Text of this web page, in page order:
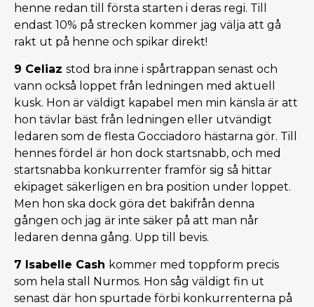
henne redan till första starten i deras regi. Till
endast 10% på strecken kommer jag välja att gå
rakt ut på henne och spikar direkt!
9 Celiaz stod bra inne i spårtrappan senast och
vann också loppet från ledningen med aktuell
kusk. Hon är väldigt kapabel men min känsla är att
hon tävlar bäst från ledningen eller utvändigt
ledaren som de flesta Gocciadoro hästarna gör. Till
hennes fördel är hon dock startsnabb, och med
startsnabba konkurrenter framför sig så hittar
ekipaget säkerligen en bra position under loppet.
Men hon ska dock göra det bakifrån denna
gången och jag är inte säker på att man når
ledaren denna gång. Upp till bevis.
7 Isabelle Cash kommer med toppform precis
som hela stall Nurmos. Hon såg väldigt fin ut
senast där hon spurtade förbi konkurrenterna på